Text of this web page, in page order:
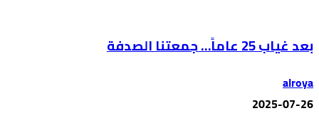
بعد غياب 25 عاماً… جمعتنا الصدفة
alroya
2025-07-26